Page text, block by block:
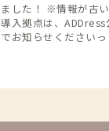
ました！ ※情報が古
導入拠点は、
でお知らせください